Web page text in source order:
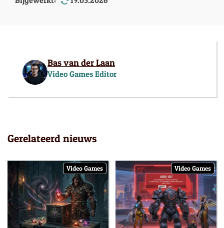
Bas van der Laan
Video Games Editor
Gerelateerd nieuws
Video Games Video Games